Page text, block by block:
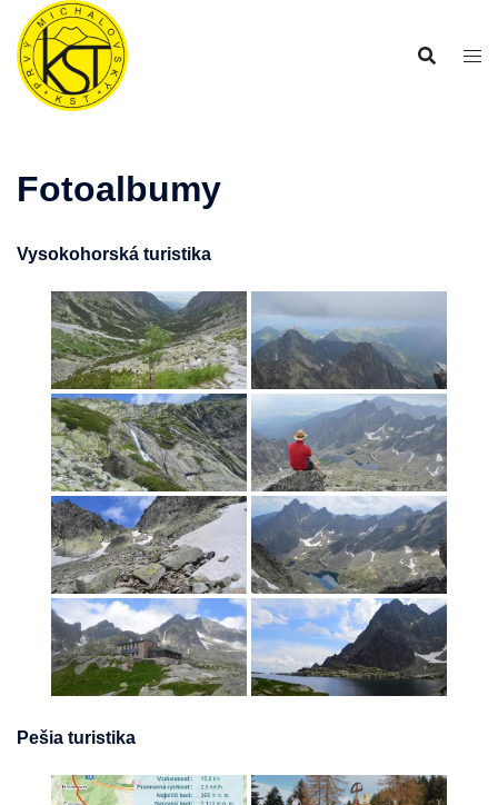
Preskočiť
obsah
Fotoalbumy
Vysokohorská turistika
Pešia turistika